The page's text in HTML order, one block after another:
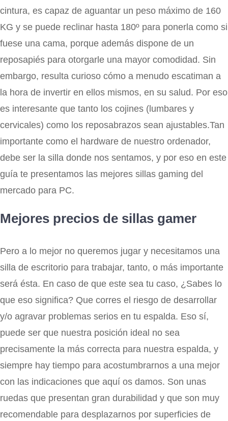
cintura, es capaz de aguantar un peso máximo de 160
KG y se puede reclinar hasta 180º para ponerla como si
fuese una cama, porque además dispone de un
reposapiés para otorgarle una mayor comodidad. Sin
embargo, resulta curioso cómo a menudo escatiman a
la hora de invertir en ellos mismos, en su salud. Por eso
es interesante que tanto los cojines (lumbares y
cervicales) como los reposabrazos sean ajustables.Tan
importante como el hardware de nuestro ordenador,
debe ser la silla donde nos sentamos, y por eso en este
guía te presentamos las mejores sillas gaming del
mercado para PC.
Mejores precios de sillas gamer
Pero a lo mejor no queremos jugar y necesitamos una
silla de escritorio para trabajar, tanto, o más importante
será ésta. En caso de que este sea tu caso, ¿Sabes lo
que eso significa? Que corres el riesgo de desarrollar
y/o agravar problemas serios en tu espalda. Eso sí,
puede ser que nuestra posición ideal no sea
precisamente la más correcta para nuestra espalda, y
siempre hay tiempo para acostumbrarnos a una mejor
con las indicaciones que aquí os damos. Son unas
ruedas que presentan gran durabilidad y que son muy
recomendable para desplazarnos por superficies de